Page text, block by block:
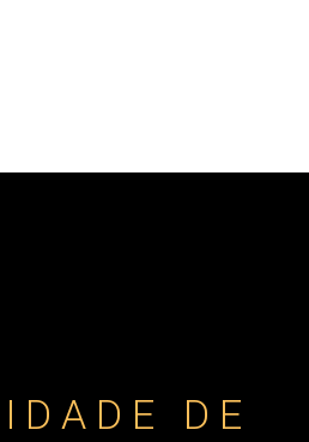
DE